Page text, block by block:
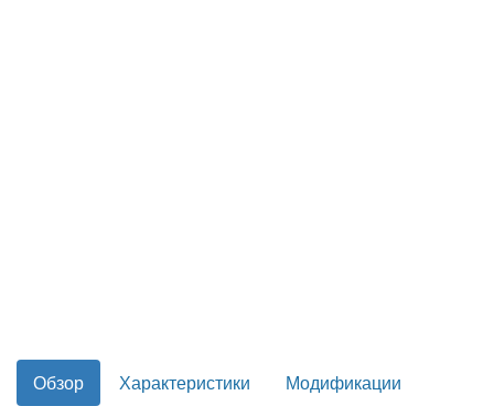
Обзор Характеристики
Модификации